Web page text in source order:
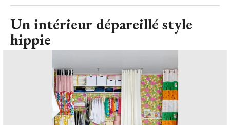
Un intérieur dépareillé style
hippie